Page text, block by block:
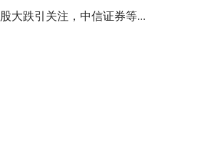
大跌引关注，中信证券等...